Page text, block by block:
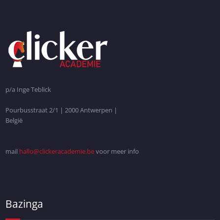
p/a Inge Teblick
Pourbusstraat 2/1 | 2000 Antwerpen |
België
mail hallo@clickeracademie.bevoor meer info
Bazinga